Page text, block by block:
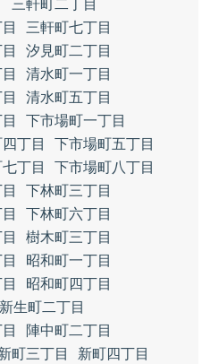
三軒町二丁目
三軒町七丁目
汐見町二丁目
清水町一丁目
清水町五丁目
下市場町一丁目
丁目
下市場町五丁目
丁目
下市場町八丁目
下林町三丁目
下林町六丁目
樹木町三丁目
昭和町一丁目
昭和町四丁目
新生町二丁目
陣中町二丁目
町三丁目 新町四丁目